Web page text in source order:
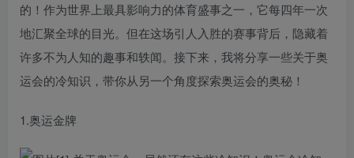
的！作为世界上最具影响力的体育盛事之一，它每四年一次
地汇聚全球的目光。但在这场引人入胜的赛事背后，隐藏着
许多不为人知的趣事和轶闻。接下来，我将分享一些关于奥
运会的冷知识，带你从另一个角度探索奥运会的奥秘！
1.奥运金牌